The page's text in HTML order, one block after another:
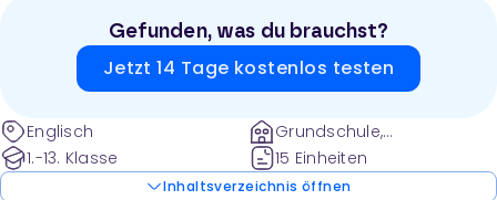
einschließlich Diagnose-, Förder- und
Leistungsbewertungsmaßnahmen in Grundschule,
Sekundarstufe I und II.
Gefunden, was du brauchst?
Jetzt 14 Tage kostenlos testen
Englisch
1.-13. Klasse
Grundschule,
Sekundarstufe
15 Einheiten
Inhaltsverzeichnis öffnen